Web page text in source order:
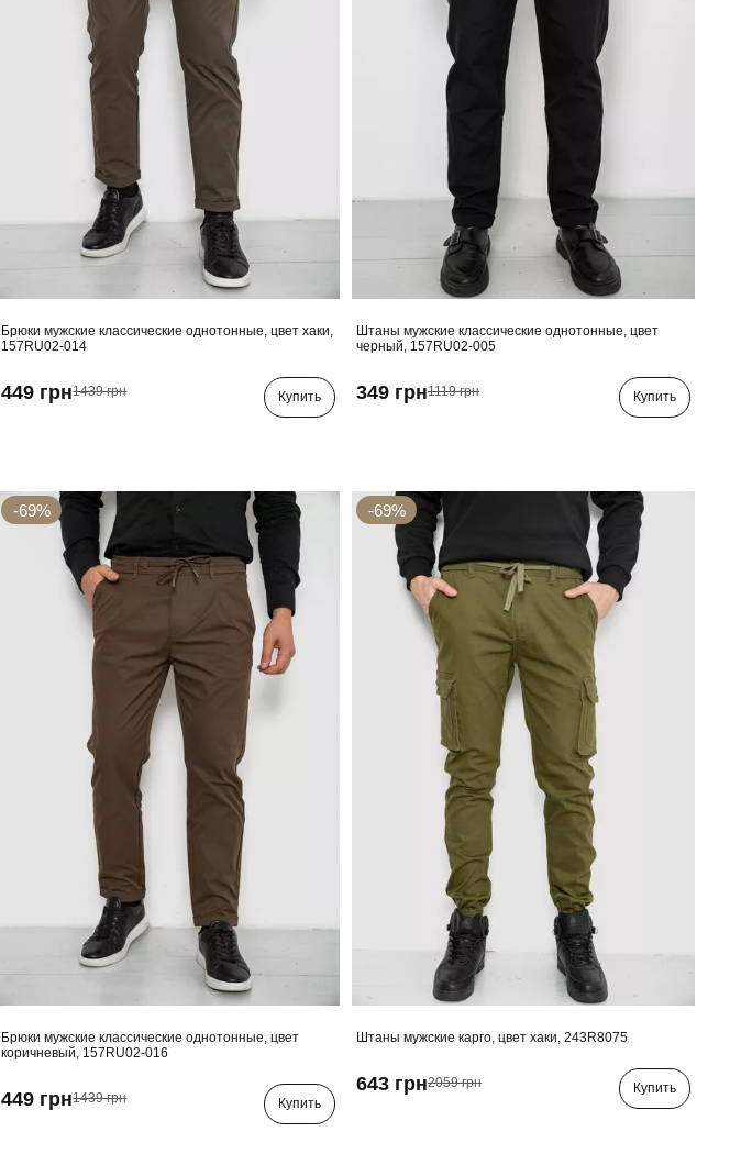
Брюки мужские классические однотонные, цвет хаки,
157RU02-014
449 грн1439 грн Купить
Штаны мужские классические однотонные, цвет
черный, 157RU02-005
349 грн1119 грн Купить
-69%
Брюки мужские классические однотонные, цвет
коричневый, 157RU02-016
449 грн1439 грн Купить
-69%
Штаны мужские карго, цвет хаки, 243R8075
643 грн2059 грн Купить